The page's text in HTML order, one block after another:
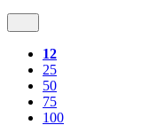
12
25
50
75
100